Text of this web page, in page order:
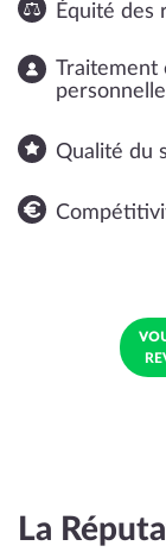
Équité des
Traitement
Qualité du
La